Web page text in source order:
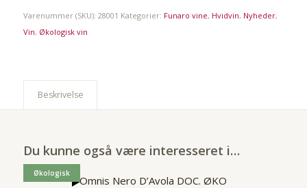
Varenummer (SKU): 28001 Kategorier: Funaro vine, Hvidvin, Nyheder,
Vin, Økologisk vin
Beskrivelse
Du kunne også være interesseret i…
Økologisk
Omnis Nero D’Avola DOC. ØKO